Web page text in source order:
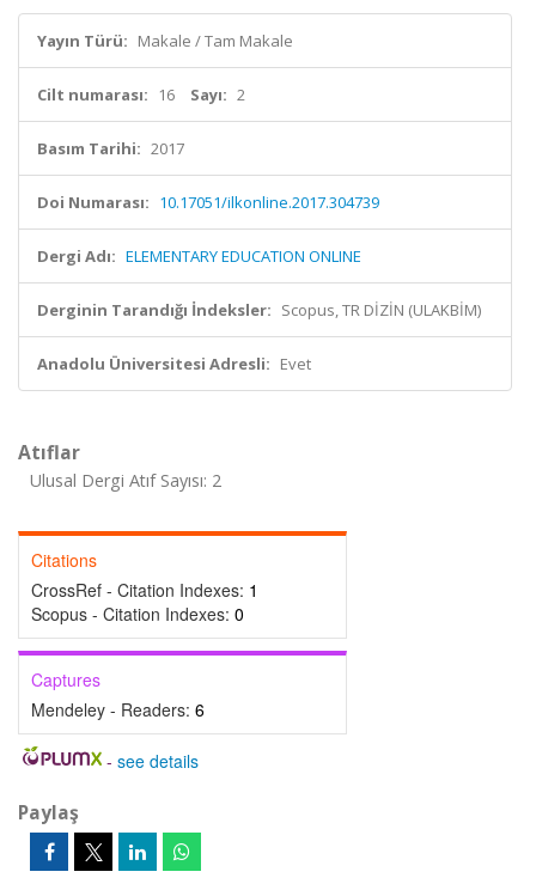
Yayın Türü: Makale / Tam Makale
Cilt numarası: 16 Sayı: 2
Basım Tarihi: 2017
Doi Numarası: 10.17051/ilkonline.2017.304739
Dergi Adı: ELEMENTARY EDUCATION ONLINE
Derginin Tarandığı İndeksler: Scopus, TR DİZİN (ULAKBİM)
Anadolu Üniversitesi Adresli: Evet
Atıflar
Ulusal Dergi Atıf Sayısı: 2
Citations
CrossRef - Citation Indexes: 1
Scopus - Citation Indexes: 0
Captures
Mendeley - Readers: 6
- see details
Paylaş